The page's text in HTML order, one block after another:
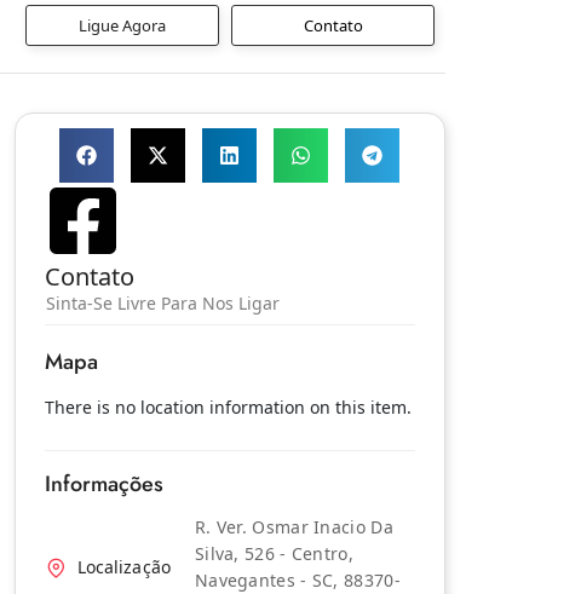
Ligue Agora Contato
Contato
Sinta-Se Livre Para Nos Ligar
Mapa
There is no location information on this item.
Informações
Localização
R. Ver. Osmar Inacio Da
Silva, 526 - Centro,
Navegantes - SC, 88370-